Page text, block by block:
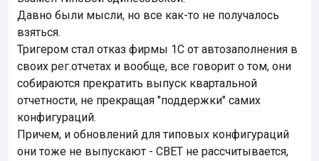
Давно были мысли, но все как-то не получалось
взяться.
Тригером стал отказ фирмы 1С от автозаполнения в
своих рег.отчетах и вообще, все говорит о том, они
собираются прекратить выпуск квартальной
отчетности, не прекращая "поддержки" самих
конфигураций.
Причем, и обновлений для типовых конфигураций
они тоже не выпускают - СВЕТ не рассчитывается,